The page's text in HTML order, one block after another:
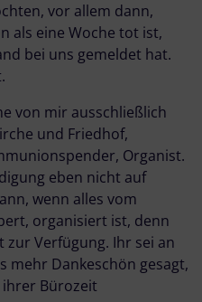
vor allem dann,
als eine Woche tot ist,
bei uns gemeldet hat.
von mir ausschließlich
und Friedhof,
Organist.
eben nicht auf
wenn alles vom
organisiert ist, denn
Verfügung. Ihr sei an
mehr Dankeschön gesagt,
Bürozeit